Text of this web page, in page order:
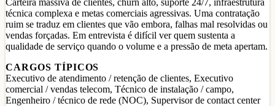
Carteira massiva de clientes, churn alto, suporte 24/7, infraestrutura
técnica complexa e metas comerciais agressivas. Uma contratação
ruim se traduz em clientes que vão embora, falhas mal resolvidas ou
vendas forçadas. Em entrevista é difícil ver quem sustenta a
qualidade de serviço quando o volume e a pressão de meta apertam.
CARGOS TÍPICOS
Executivo de atendimento / retenção de clientes, Executivo
comercial / vendas telecom, Técnico de instalação / campo,
Engenheiro / técnico de rede (NOC), Supervisor de contact center